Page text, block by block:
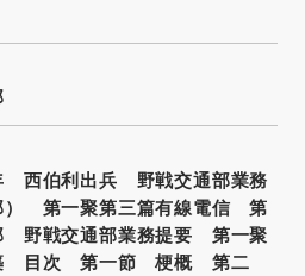
西伯利出兵 野戦交通部業務
） 第一聚第三篇有線電信 第
野戦交通部業務提要 第一聚
目次 第一節 梗概 第二